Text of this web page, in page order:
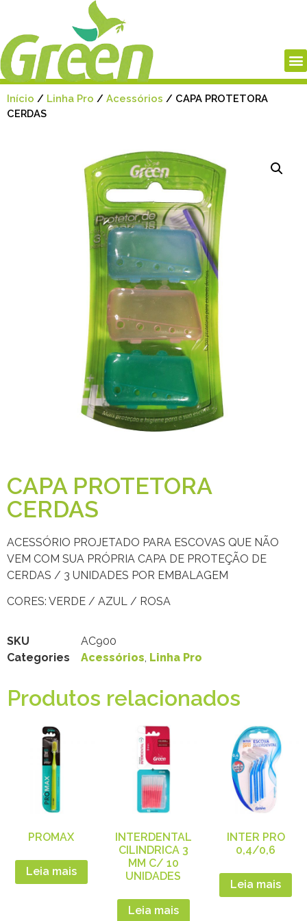
Início / Linha Pro / Acessórios / CAPA PROTETORA
CERDAS
CAPA PROTETORA
CERDAS
ACESSÓRIO PROJETADO PARA ESCOVAS QUE NÃO
VEM COM SUA PRÓPRIA CAPA DE PROTEÇÃO DE
CERDAS / 3 UNIDADES POR EMBALAGEM
CORES: VERDE / AZUL / ROSA
SKU
AC900
Categories
Acessórios, Linha Pro
Produtos relacionados
PROMAX
Leia mais
INTERDENTAL
CILINDRICA 3
MM C/ 10
UNIDADES
Leia mais
INTER PRO
0,4/0,6
Leia mais